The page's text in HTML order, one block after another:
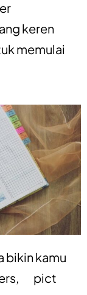
keren
memulai
bikin kamu
pict